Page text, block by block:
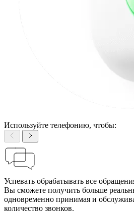
Используйте телефонию, чтобы:
Успевать обрабатывать все
Вы сможете получить больше
одновременно принимая и
количество звонков.